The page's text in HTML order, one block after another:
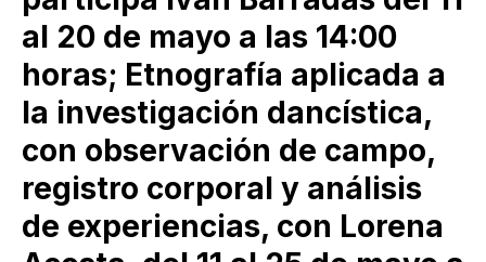
al 20 de mayo a las 14:00
horas; Etnografía aplicada a
la investigación dancística,
con observación de campo,
registro corporal y análisis
de experiencias, con Lorena